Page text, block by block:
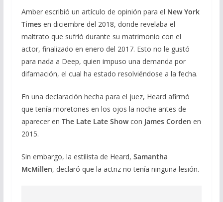
Amber escribió un artículo de opinión para el New York
Timesen diciembre del 2018, donde revelaba el
maltrato que sufrió durante su matrimonio con el
actor, finalizado en enero del 2017. Esto no le gustó
para nada a Deep, quien impuso una demanda por
difamación, el cual ha estado resolviéndose a la fecha.
En una declaración hecha para el juez, Heard afirmó
que tenía moretones en los ojos la noche antes de
aparecer en The Late Late Showcon James Corden en
2015.
Sin embargo, la estilista de Heard, Samantha
McMillen, declaró que la actriz no tenía ninguna lesión.